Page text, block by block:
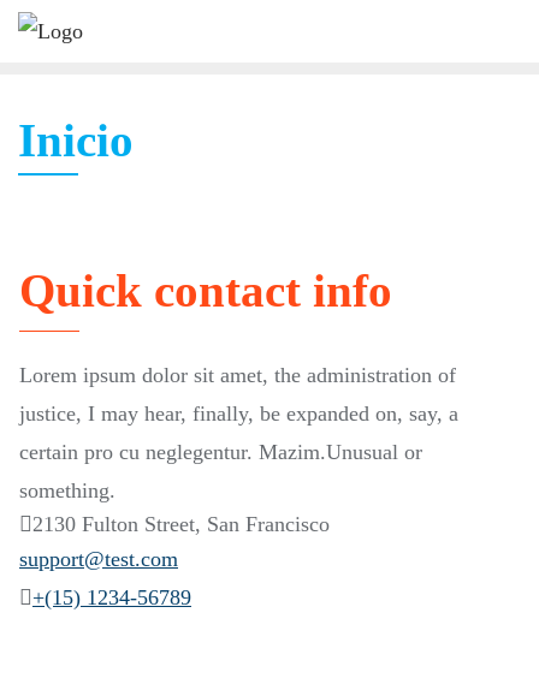
Saltar
Inicio
Quick contact info
Lorem ipsum dolor sit amet, the administration of
justice, I may hear, finally, be expanded on, say, a
certain pro cu neglegentur. Mazim.Unusual or
something.
2130 Fulton Street, San Francisco
support@test.com
+(15) 1234-56789